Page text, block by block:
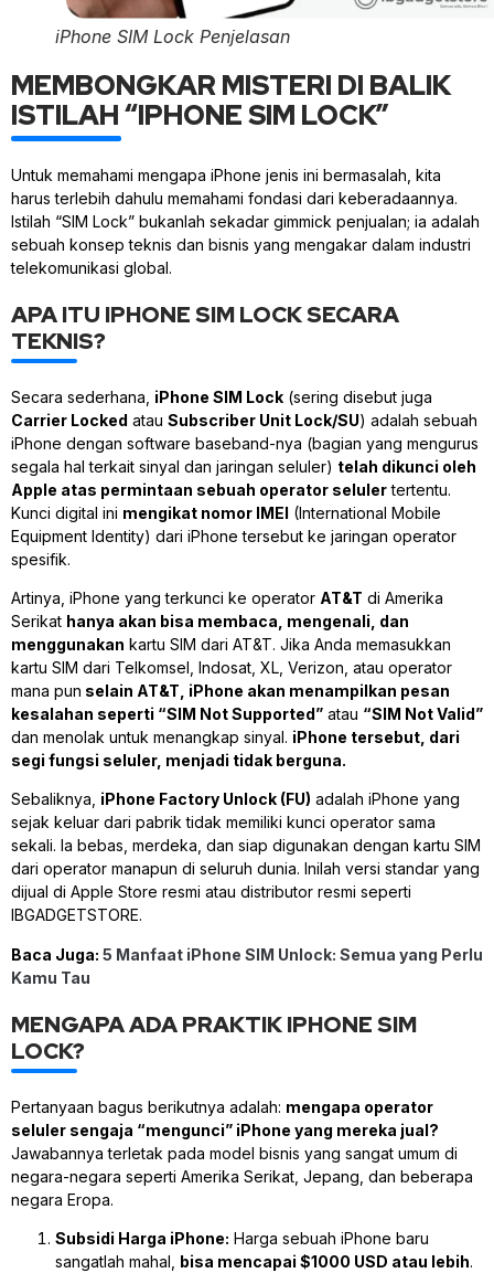
iPhone SIM Lock Penjelasan
MEMBONGKAR MISTERI DI BALIK
ISTILAH “IPHONE SIM LOCK”
Untuk memahami mengapa iPhone jenis ini bermasalah, kita
harus terlebih dahulu memahami fondasi dari keberadaannya.
Istilah “SIM Lock” bukanlah sekadar gimmick penjualan; ia adalah
sebuah konsep teknis dan bisnis yang mengakar dalam industri
telekomunikasi global.
APA ITU IPHONE SIM LOCK SECARA
TEKNIS?
Secara sederhana, iPhone SIM Lock (sering disebut juga
Carrier Locked atau Subscriber Unit Lock/SU) adalah sebuah
iPhone dengan software baseband-nya (bagian yang mengurus
segala hal terkait sinyal dan jaringan seluler) telah dikunci oleh
Apple atas permintaan sebuah operator selulertertentu.
Kunci digital ini mengikat nomor IMEI (International Mobile
Equipment Identity) dari iPhone tersebut ke jaringan operator
spesifik.
Artinya, iPhone yang terkunci ke operator AT&T di Amerika
Serikat hanya akan bisa membaca, mengenali, dan
menggunakan kartu SIM dari AT&T. Jika Anda memasukkan
kartu SIM dari Telkomsel, Indosat, XL, Verizon, atau operator
mana pun selain AT&T, iPhone akan menampilkan pesan
kesalahan seperti “SIM Not Supported” atau “SIM Not Valid”
dan menolak untuk menangkap sinyal. iPhone tersebut, dari
segi fungsi seluler, menjadi tidak berguna.
Sebaliknya, iPhone Factory Unlock (FU) adalah iPhone yang
sejak keluar dari pabrik tidak memiliki kunci operator sama
sekali. Ia bebas, merdeka, dan siap digunakan dengan kartu SIM
dari operator manapun di seluruh dunia. Inilah versi standar yang
dijual di Apple Store resmi atau distributor resmi seperti
IBGADGETSTORE.
Baca Juga: 5 Manfaat iPhone SIM Unlock: Semua yang Perlu
Kamu Tau
MENGAPA ADA PRAKTIK IPHONE SIM
LOCK?
Pertanyaan bagus berikutnya adalah: mengapa operator
seluler sengaja “mengunci” iPhone yang mereka jual?
Jawabannya terletak pada model bisnis yang sangat umum di
negara-negara seperti Amerika Serikat, Jepang, dan beberapa
negara Eropa.
Subsidi Harga iPhone: Harga sebuah iPhone baru
sangatlah mahal, bisa mencapai $1000 USD atau lebih.